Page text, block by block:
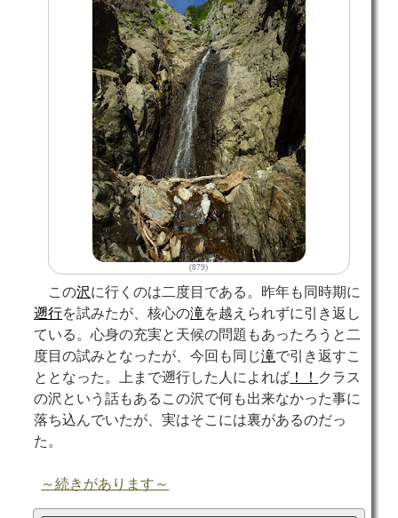
(879)
この沢に行くのは二度目である。昨年も同時期に
遡行を試みたが、核心の滝を越えられずに引き返し
ている。心身の充実と天候の問題もあったろうと二
度目の試みとなったが、今回も同じ滝で引き返すこ
ととなった。上まで遡行した人によれば ！！ クラス
の沢という話もあるこの沢で何も出来なかった事に
落ち込んでいたが、実はそこには裏があるのだっ
た。
～続きがあります～